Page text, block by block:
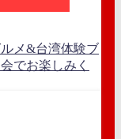
メ&台湾体験ブ
でお楽しみく